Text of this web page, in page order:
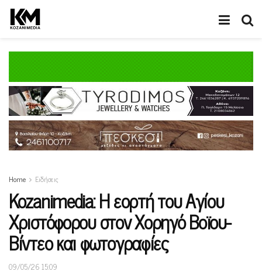
Home Ειδήσεις
Kozanimedia: H εορτή του Αγίου
Χριστόφορου στον Χορηγό Βοϊου-
Βίντεο και φωτογραφίες
09/05/26 15:09